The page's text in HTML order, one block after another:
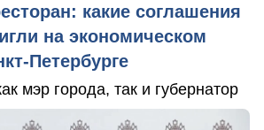
какие соглашения
на экономическом
Петербурге
мэр города, так и губернатор